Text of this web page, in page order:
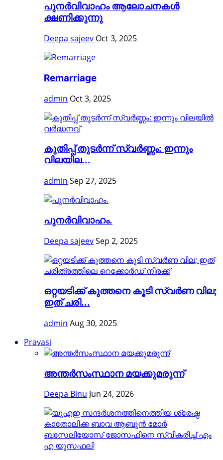
പുനർവിവാഹം ആലോചനകൾ
ക്ഷണിക്കുന്നു
Deepa sajeev Oct 3, 2025
Remarriage
admin Oct 3, 2025
കുതിപ്പ് തുടര്‍ന്ന് സ്വര്‍ണ്ണം: ഇന്നും
വിലയില...
admin Sep 27, 2025
പുനർവിവാഹം.
Deepa sajeevSep 2, 2025
ഒറ്റയടിക്ക് കുത്തനെ കൂടി സ്വര്‍ണ വില;
ഇത് ചരി...
admin Aug 30, 2025
Pravasi
അന്തര്‍സംസ്ഥാന മയക്കുമരുന്ന്
Deepa Binu Jun 24, 2026